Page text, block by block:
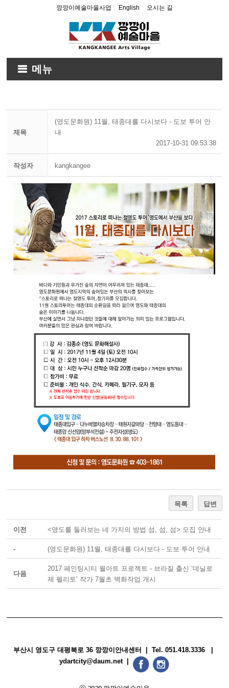
깡깡이예술마을사업 English 오시는 길
메뉴
제목
(영도문화원) 11월, 태종대를 다시보다 - 도보 투어 안
내
2017-10-31 09:53:38
작성자 kangkangee
목록 답변
이전 <영도를 둘러보는 네 가지의 방법 섬, 섬, 섬> 모집 안내
- (영도문화원) 11월, 태종대를 다시보다 - 도보 투어 안내
다음
2017 페인팅시티 월아트 프로젝트 - 브라질 출신 ‘데닐로
제 펠리토’ 작가 7월초 벽화작업 개시
부산시 영도구 대평북로 36 깡깡이안내센터 | Tel. 051.418.3336 |
ydartcity@daum.net |